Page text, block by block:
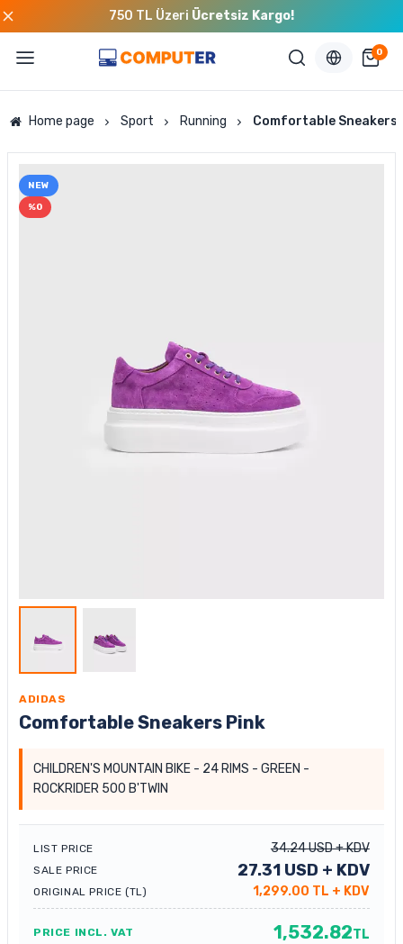
750 TL Üzeri Ücretsiz Kargo!
0
Home page Sport Running Comfortable Sneakers
NEW
%0
ADIDAS
Comfortable Sneakers Pink
CHILDREN'S MOUNTAIN BIKE - 24 RIMS - GREEN -
ROCKRIDER 500 B'TWIN
LIST PRICE 34.24USD+ KDV
SALE PRICE 27.31 USD + KDV
ORIGINAL PRICE (TL) 1,299.00 TL + KDV
PRICE INCL. VAT 1,532.82TL